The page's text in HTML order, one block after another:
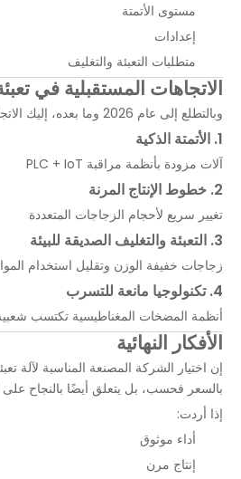
مستوى الأتمتة
إعدادات
متطلبات التعبئة والتغليف
الاتجاهات المستقبلية في
وبالتطلع إلى عام 2026 وما بعده، إليك الاتجاهات الرئيسية:
1. الأتمتة الذكية
آلات مزودة بأنظمة مراقبة PLC + IoT
2. خطوط الإنتاج المرنة
تغيير سريع لأحجام الزجاجات المتعددة
3. التعبئة والتغليف الصديقة للبيئة
زجاجات خفيفة الوزن وتقليل استخدام
4. تكنولوجيا مانعة للتسرب
أنظمة المضخات المغناطيسية تكتسب
الأفكار النهائية
إن اختيار الشركة المصنعة المناسبة لآلة
بالسعر فحسب، بل يتعلق أيضًا بالنجاح
إذا أردت:
أداء موثوق
إنتاج مرن